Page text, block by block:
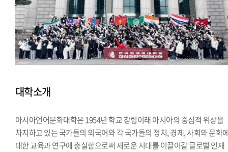
대학소개
아시아언어문화대학은 1954년 학교 창립이래 아시아의 중심적 위상을
차지하고 있는 국가들의 외국어와 각 국가들의 정치, 경제, 사회와 문화
대한 교육과 연구에 충실함으로써 새로운 시대를 이끌어갈 글로벌 인재